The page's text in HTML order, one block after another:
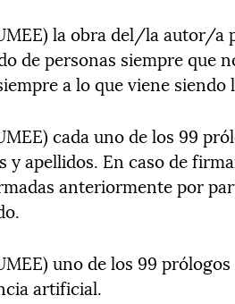
la obra del/la autor/a
de personas siempre que
a lo que viene
cada uno de los 99
y apellidos. En caso de
anteriormente por
uno de los 99
artificial.